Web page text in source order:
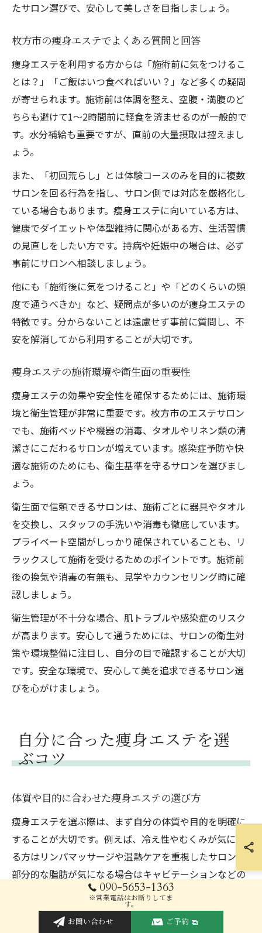
たサロン選びで、安心して美しさを目指しましょう。
枚方市の痩身エステでよくある質問と回答
痩身エステを利用する方からは「施術前に気をつけるこ
とは？」「ご飯はいつ食べればいい？」など多くの疑問
が寄せられます。施術前は体調を整え、空腹・満腹のど
ちらも避けて1～2時間前に軽食を済ませるのが一般的で
す。水分補給も重要ですが、直前の大量摂取は控えまし
ょう。
また、「初回荒らし」とは体験コースのみを目的に複数
サロンを回る行為を指し、サロン側では対応を厳格化し
ている場合もあります。痩身エステに向いている方は、
健康でダイエットや体型維持に関心がある方、生活習慣
の見直しをしたい方です。持病や妊娠中の場合は、必ず
事前にサロンへ相談しましょう。
他にも「施術後に気をつけること」や「どのくらいの頻
度で通うべきか」など、疑問点が多いのが痩身エステの
特徴です。分からないことは遠慮せず事前に質問し、不
安を解消してから利用することが大切です。
痩身エステの施術環境や衛生面の重要性
痩身エステの効果や安全性を確保するためには、施術環
境と衛生管理が非常に重要です。枚方市のエステサロン
でも、施術ベッドや機器の消毒、タオルやリネン類の清
潔さにこだわるサロンが増えています。感染症予防や快
適な施術のためにも、衛生基準を守るサロンを選びまし
ょう。
衛生面で信頼できるサロンは、施術ごとに器具やタオル
を交換し、スタッフの手洗いや消毒も徹底しています。
プライベート空間がしっかり確保されていることも、リ
ラックスして施術を受けるためのポイントです。施術前
後の換気や消毒の有無も、見学やカウンセリング時に確
認しましょう。
衛生管理が不十分な場合、肌トラブルや感染症のリスク
が高まります。安心して通うためには、サロンの衛生対
策や環境整備に注目し、自分の目で確認することが大切
です。安全な環境で、安心して美を追求できるサロン選
びを心がけましょう。
自分に合った痩身エステを選
ぶコツ
体質や目的に合わせた痩身エステの選び方
痩身エステを選ぶ際は、まず自分の体質や目的を明確に
することが大切です。例えば、冷え性やむくみが気にな
る方はリンパマッサージや温熱ケアを重視したサロン、
部分的な脂肪が気になる場合はキャビテーションなどの
機器施術に強いサロンが適しています。体質によって効
果の出方やリスクが異なるため、カウンセリング時に自
分の悩みや体調をしっかり伝えましょう。
090-5653-1363
※営業電話はお断りしてま
す。
お問い合わせ ご予約